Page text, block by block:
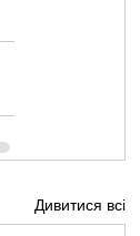
Дивитися всі